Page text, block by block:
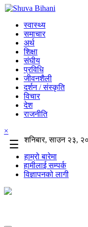
स्वास्थ्य
समाचार
अर्थ
शिक्षा
संघीय
प्रविधि
जीवनशैली
दर्शन / संस्कृति
विचार
देश
राजनीति
×
☰
शनिबार, साउन २३,
हाम्रो बारेमा
हामीलाई सम्पर्क
विज्ञापनको लागी